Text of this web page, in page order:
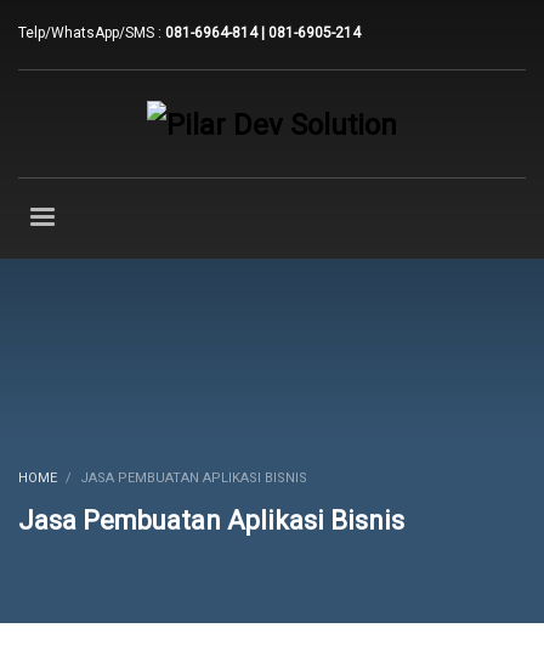
Telp/WhatsApp/SMS : 081-6964-814 | 081-6905-214
HOME JASA PEMBUATAN APLIKASI BISNIS
Jasa Pembuatan Aplikasi Bisnis